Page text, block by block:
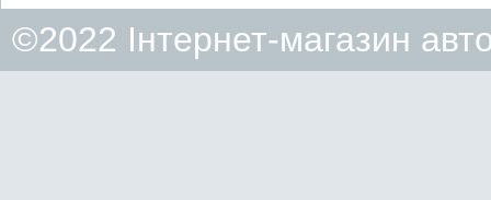
©2022 Інтернет-магазин